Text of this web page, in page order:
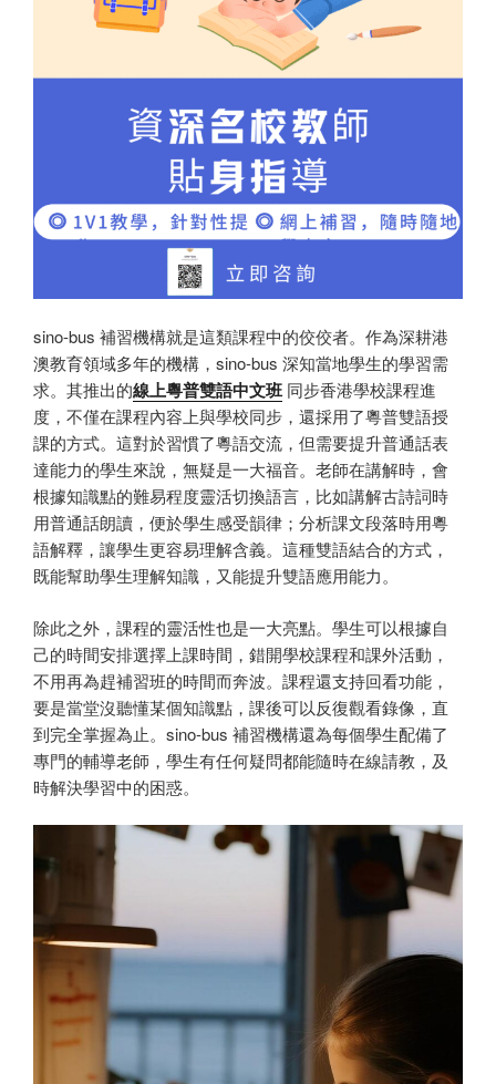
sino-bus 補習機構就是這類課程中的佼佼者。作為深耕港
澳教育領域多年的機構，sino-bus 深知當地學生的學習需
求。其推出的線上粵普雙語中文班 同步香港學校課程進
度，不僅在課程內容上與學校同步，還採用了粵普雙語授
課的方式。這對於習慣了粵語交流，但需要提升普通話表
達能力的學生來說，無疑是一大福音。老師在講解時，會
根據知識點的難易程度靈活切換語言，比如講解古詩詞時
用普通話朗讀，便於學生感受韻律；分析課文段落時用粵
語解釋，讓學生更容易理解含義。這種雙語結合的方式，
既能幫助學生理解知識，又能提升雙語應用能力。
除此之外，課程的靈活性也是一大亮點。學生可以根據自
己的時間安排選擇上課時間，錯開學校課程和課外活動，
不用再為趕補習班的時間而奔波。課程還支持回看功能，
要是當堂沒聽懂某個知識點，課後可以反復觀看錄像，直
到完全掌握為止。sino-bus 補習機構還為每個學生配備了
專門的輔導老師，學生有任何疑問都能隨時在線請教，及
時解決學習中的困惑。